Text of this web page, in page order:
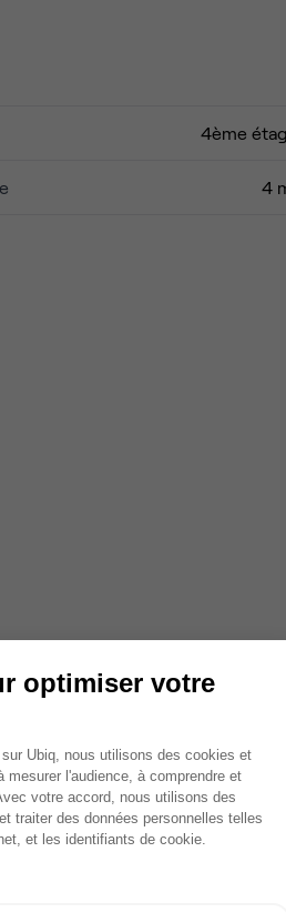
4ème
4
optimiser votre
du
Ubiq, nous utilisons des cookies et
l'audience, à comprendre et
votre accord, nous utilisons des
traiter des données personnelles telles
et les identifiants de cookie.
consent